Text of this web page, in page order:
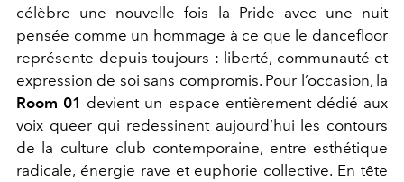
célèbre une nouvelle fois la Pride avec une nuit
pensée comme un hommage à ce que le dancefloor
représente depuis toujours : liberté, communauté et
expression de soi sans compromis. Pour l’occasion, la
Room 01 devient un espace entièrement dédié aux
voix queer qui redessinent aujourd’hui les contours
de la culture club contemporaine, entre esthétique
radicale, énergie rave et euphorie collective. En tête